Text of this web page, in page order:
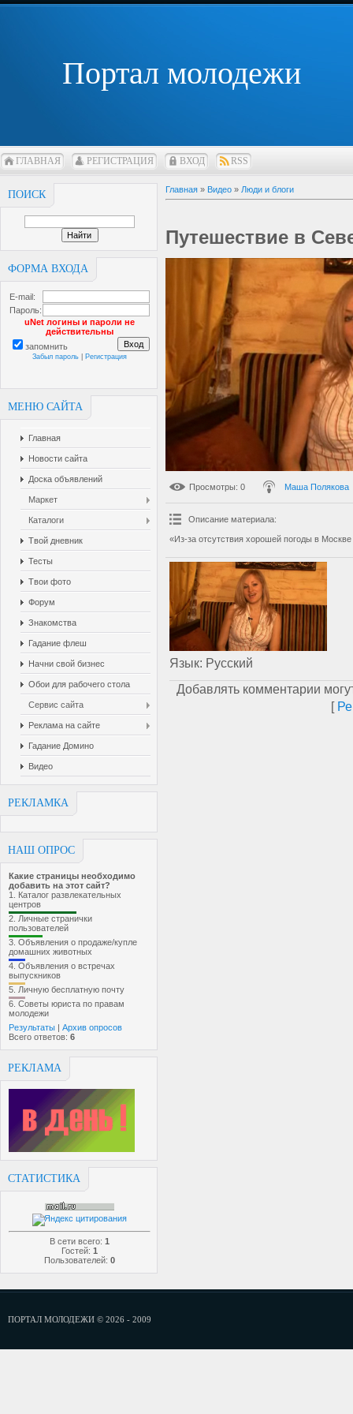
Портал молодежи
ГЛАВНАЯ РЕГИСТРАЦИЯ ВХОД RSS
ПОИСК
ФОРМА ВХОДА
E-mail:
Пароль:
uNet логины и пароли не
действительны
запомнить
Забыл пароль Регистрация
МЕНЮ САЙТА
Главная
Новости сайта
Доска объявлений
Маркет
Каталоги
Твой дневник
Тесты
Твои фото
Форум
Знакомства
Гадание флеш
Начни свой бизнес
Обои для рабочего стола
Сервис сайта
Реклама на сайте
Гадание Домино
Видео
РЕКЛАМКА
НАШ ОПРОС
Какие страницы необходимо
добавить на этот сайт?
1. Каталог развлекательных
центров
2. Личные странички
пользователей
3. Объявления о продаже/купле
домашних животных
4. Объявления о встречах
выпускников
5. Личную бесплатную почту
6. Советы юриста по правам
молодежи
Результаты | Архив опросов
Всего ответов: 6
РЕКЛАМА
СТАТИСТИКА
В сети всего: 1
Гостей: 1
Пользователей: 0
Главная » Видео » Люди и блоги
Путешествие в
Просмотры: 0 Маша Полякова
Описание материала:
«Из-за отсутствия хорошей погоды в
Язык: Русский
Добавлять комментарии
[
ПОРТАЛ МОЛОДЕЖИ © 2026 - 2009